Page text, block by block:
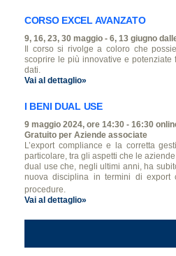
CORSO EXCEL AVANZATO
9, 16, 23, 30 maggio - 6, 13 giugno
Il corso si rivolge a coloro che
scoprire le più innovative e
dati.
Vai al dettaglio»
I BENI DUAL USE
9 maggio 2024, ore 14:30 - 16:30
Gratuito per Aziende associate
L’export compliance e la corretta
particolare, tra gli aspetti che le
dual use che, negli ultimi anni, ha
nuova disciplina in termini di export
procedure.
Vai al dettaglio»